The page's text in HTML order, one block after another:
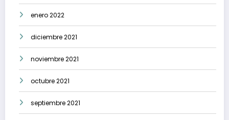
enero 2022
diciembre 2021
noviembre 2021
octubre 2021
septiembre 2021